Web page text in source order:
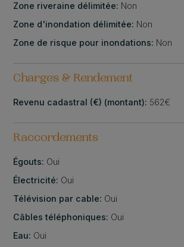
Zone riveraine délimitée: Non
Zone d'inondation délimitée: Non
Zone de risque pour inondations: Non
Charges & Rendement
Revenu cadastral (€) (montant): 562€
Raccordements
Égouts: Oui
Électricité: Oui
Télévision par cable: Oui
Câbles téléphoniques: Oui
Eau: Oui